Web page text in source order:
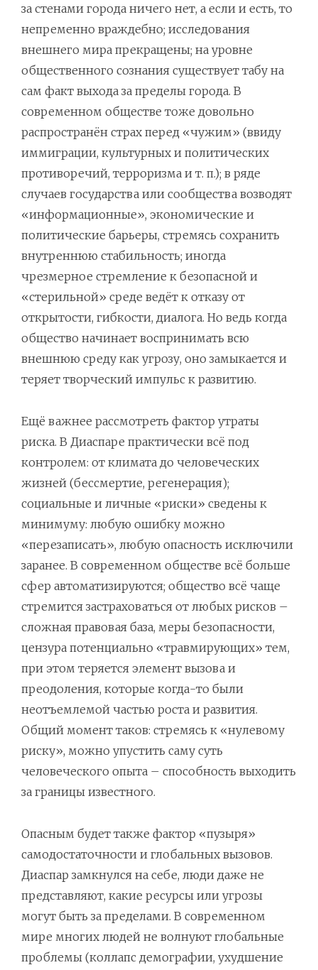
за стенами города ничего нет, а если и есть, то
непременно враждебно; исследования
внешнего мира прекращены; на уровне
общественного сознания существует табу на
сам факт выхода за пределы города. В
современном обществе тоже довольно
распространён страх перед «чужим» (ввиду
иммиграции, культурных и политических
противоречий, терроризма и т. п.); в ряде
случаев государства или сообщества возводят
«информационные», экономические и
политические барьеры, стремясь сохранить
внутреннюю стабильность; иногда
чрезмерное стремление к безопасной и
«стерильной» среде ведёт к отказу от
открытости, гибкости, диалога. Но ведь когда
общество начинает воспринимать всю
внешнюю среду как угрозу, оно замыкается и
теряет творческий импульс к развитию.
Ещё важнее рассмотреть фактор утраты
риска. В Диаспаре практически всё под
контролем: от климата до человеческих
жизней (бессмертие, регенерация);
cоциальные и личные «риски» сведены к
минимуму: любую ошибку можно
«перезаписать», любую опасность исключили
заранее. В современном обществе всё больше
сфер автоматизируются; общество всё чаще
стремится застраховаться от любых рисков –
сложная правовая база, меры безопасности,
цензура потенциально «травмирующих» тем,
при этом теряется элемент вызова и
преодоления, которые когда-то были
неотъемлемой частью роста и развития.
Общий момент таков: стремясь к «нулевому
риску», можно упустить саму суть
человеческого опыта – способность выходить
за границы известного.
Опасным будет также фактор «пузыря»
самодостаточности и глобальных вызовов.
Диаспар замкнулся на себе, люди даже не
представляют, какие ресурсы или угрозы
могут быть за пределами. В современном
мире многих людей не волнуют глобальные
проблемы (коллапс демографии, ухудшение